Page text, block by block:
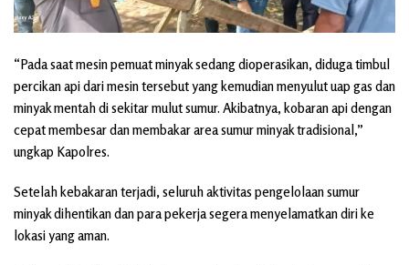
“Pada saat mesin pemuat minyak sedang dioperasikan, diduga timbul
percikan api dari mesin tersebut yang kemudian menyulut uap gas dan
minyak mentah di sekitar mulut sumur. Akibatnya, kobaran api dengan
cepat membesar dan membakar area sumur minyak tradisional,”
ungkap Kapolres.
Setelah kebakaran terjadi, seluruh aktivitas pengelolaan sumur
minyak dihentikan dan para pekerja segera menyelamatkan diri ke
lokasi yang aman.